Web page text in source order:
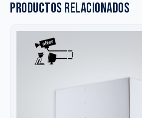
Productos relacionados